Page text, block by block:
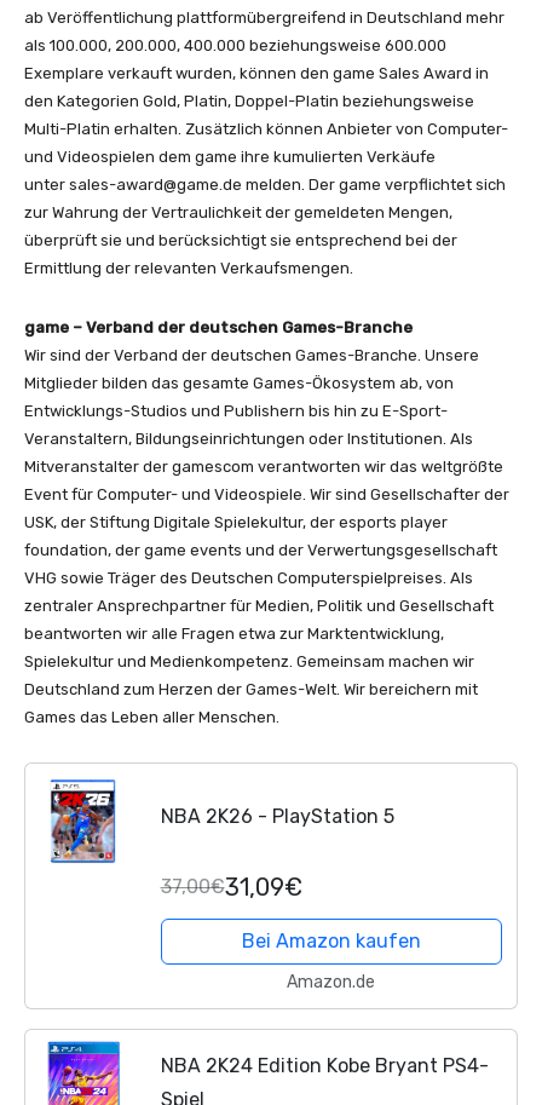
ab Veröffentlichung plattformübergreifend in Deutschland mehr
als 100.000, 200.000, 400.000 beziehungsweise 600.000
Exemplare verkauft wurden, können den game Sales Award in
den Kategorien Gold, Platin, Doppel-Platin beziehungsweise
Multi-Platin erhalten. Zusätzlich können Anbieter von Computer-
und Videospielen dem game ihre kumulierten Verkäufe
unter sales-award@game.de melden. Der game verpflichtet sich
zur Wahrung der Vertraulichkeit der gemeldeten Mengen,
überprüft sie und berücksichtigt sie entsprechend bei der
Ermittlung der relevanten Verkaufsmengen.
game – Verband der deutschen Games-Branche
Wir sind der Verband der deutschen Games-Branche. Unsere
Mitglieder bilden das gesamte Games-Ökosystem ab, von
Entwicklungs-Studios und Publishern bis hin zu E-Sport-
Veranstaltern, Bildungseinrichtungen oder Institutionen. Als
Mitveranstalter der gamescom verantworten wir das weltgrößte
Event für Computer- und Videospiele. Wir sind Gesellschafter der
USK, der Stiftung Digitale Spielekultur, der esports player
foundation, der game events und der Verwertungsgesellschaft
VHG sowie Träger des Deutschen Computerspielpreises. Als
zentraler Ansprechpartner für Medien, Politik und Gesellschaft
beantworten wir alle Fragen etwa zur Marktentwicklung,
Spielekultur und Medienkompetenz. Gemeinsam machen wir
Deutschland zum Herzen der Games-Welt. Wir bereichern mit
Games das Leben aller Menschen.
NBA 2K26 - PlayStation 5
37,00€31,09€
Bei Amazon kaufen
Amazon.de
NBA 2K24 Edition Kobe Bryant PS4-
Spiel